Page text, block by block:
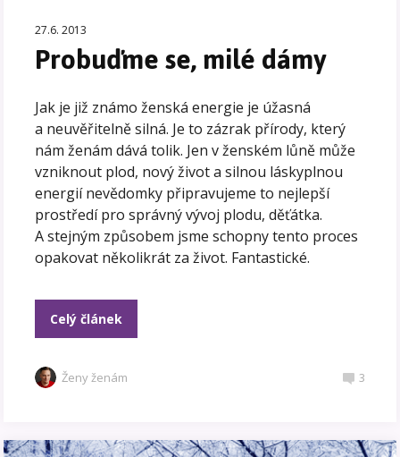
27.6. 2013
Probuďme se, milé dámy
Jak je již známo ženská energie je úžasná
a neuvěřitelně silná. Je to zázrak přírody, který
nám ženám dává tolik. Jen v ženském lůně může
vzniknout plod, nový život a silnou láskyplnou
energií nevědomky připravujeme to nejlepší
prostředí pro správný vývoj plodu, děťátka.
A stejným způsobem jsme schopny tento proces
opakovat několikrát za život. Fantastické.
Celý článek
Ženy ženám 3